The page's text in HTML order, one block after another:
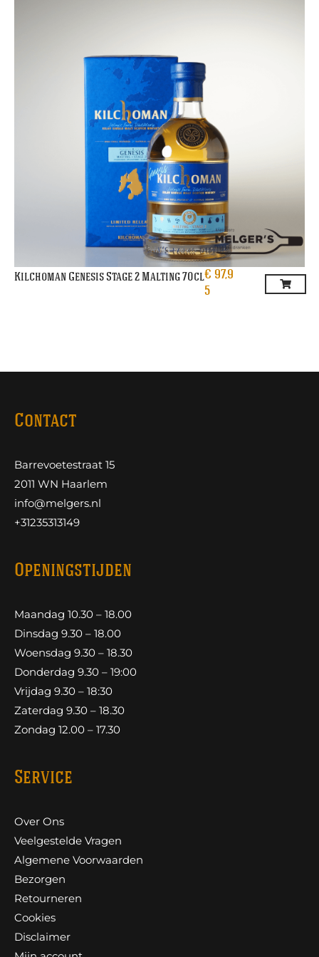
Kilchoman Genesis Stage 2 Malting 70cl€ 97,9
5
Contact
Barrevoetestraat 15
2011 WN Haarlem
info@melgers.nl
+31235313149
Openingstijden
Maandag 10.30 – 18.00
Dinsdag 9.30 – 18.00
Woensdag 9.30 – 18.30
Donderdag 9.30 – 19:00
Vrijdag 9.30 – 18:30
Zaterdag 9.30 – 18.30
Zondag 12.00 – 17.30
Service
Over Ons
Veelgestelde Vragen
Algemene Voorwaarden
Bezorgen
Retourneren
Cookies
Disclaimer